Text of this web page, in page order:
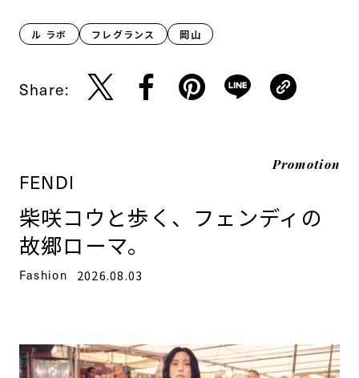
ル ラボ フレグランス 岡山
Share:
Promotion
FENDI
柴咲コウと歩く、フェンディの
故郷ローマ。
Fashion 2026.08.03